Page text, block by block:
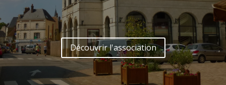
Découvrir l'association